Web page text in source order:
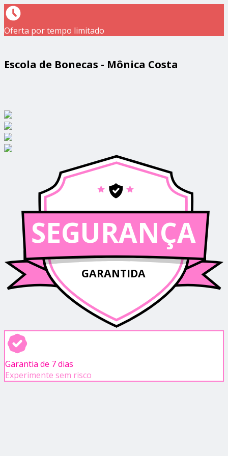
Oferta por tempo limitado
Escola de Bonecas - Mônica Costa
SEGURANÇA
GARANTIDA
Garantia de 7 dias
Experimente sem risco